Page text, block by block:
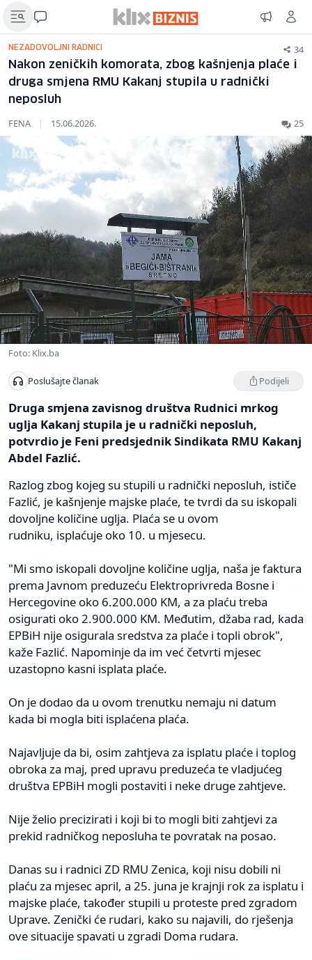
NEZADOVOLJNI RADNICI 34
Nakon zeničkih komorata, zbog kašnjenja plaće i
druga smjena RMU Kakanj stupila u radnički
neposluh
FENA | 15.06.2026. 25
Foto: Klix.ba
Poslušajte članak Podijeli
Druga smjena zavisnog društva Rudnici mrkog
uglja Kakanj stupila je u radnički neposluh,
potvrdio je Feni predsjednik Sindikata RMU Kakanj
Abdel Fazlić.
Razlog zbog kojeg su stupili u radnički neposluh, ističe
Fazlić, je kašnjenje majske plaće, te tvrdi da su iskopali
dovoljne količine uglja. Plaća se u ovom
rudniku, isplaćuje oko 10. u mjesecu.
"Mi smo iskopali dovoljne količine uglja, naša je faktura
prema Javnom preduzeću Elektroprivreda Bosne i
Hercegovine oko 6.200.000 KM, a za plaću treba
osigurati oko 2.900.000 KM. Međutim, džaba rad, kada
EPBiH nije osigurala sredstva za plaće i topli obrok",
kaže Fazlić. Napominje da im već četvrti mjesec
uzastopno kasni isplata plaće.
On je dodao da u ovom trenutku nemaju ni datum
kada bi mogla biti isplaćena plaća.
Najavljuje da bi, osim zahtjeva za isplatu plaće i toplog
obroka za maj, pred upravu preduzeća te vladjućeg
društva EPBiH mogli postaviti i neke druge zahtjeve.
Nije želio precizirati i koji bi to mogli biti zahtjevi za
prekid radničkog neposluha te povratak na posao.
Danas su i radnici ZD RMU Zenica, koji nisu dobili ni
plaću za mjesec april, a 25. juna je krajnji rok za isplatu i
majske plaće, također stupili u proteste pred zgradom
Uprave. Zenički će rudari, kako su najavili, do rješenja
ove situacije spavati u zgradi Doma rudara.